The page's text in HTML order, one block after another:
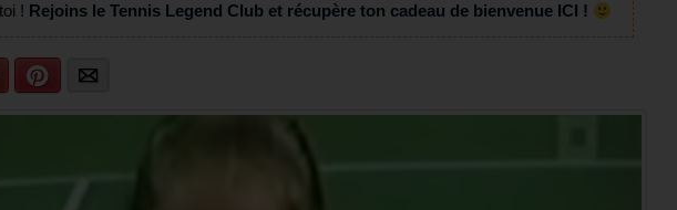
! Rejoins le Tennis Legend Club et récupère ton cadeau de bienvenue ICI !
Google+ Pinterest